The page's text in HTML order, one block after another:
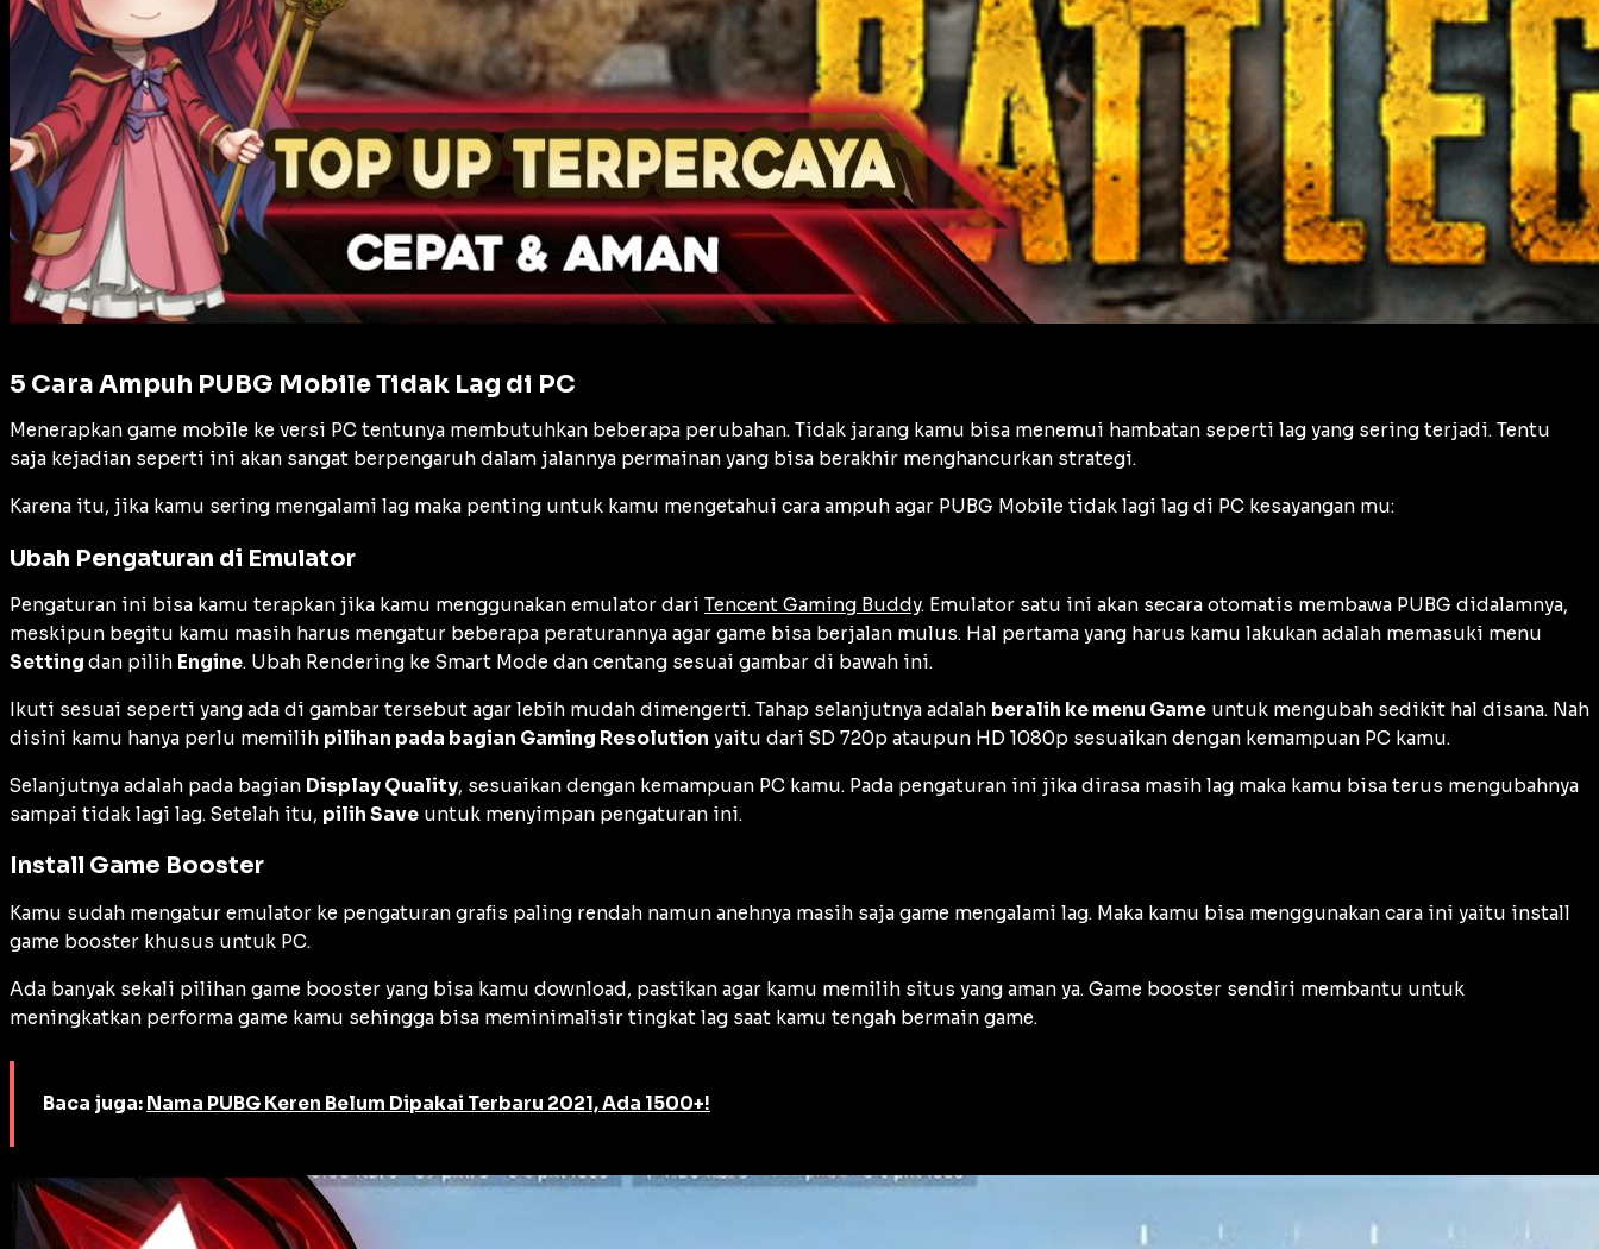
5 Cara Ampuh PUBG Mobile Tidak Lag di PC
Menerapkan game mobile ke versi PC tentunya membutuhkan beberapa perubahan. Tidak jarang kamu bisa menemui hambatan seperti lag yang sering terjadi. Tentu
saja kejadian seperti ini akan sangat berpengaruh dalam jalannya permainan yang bisa berakhir menghancurkan strategi.
Karena itu, jika kamu sering mengalami lag maka penting untuk kamu mengetahui cara ampuh agar PUBG Mobile tidak lagi lag di PC kesayangan mu:
Ubah Pengaturan di Emulator
Pengaturan ini bisa kamu terapkan jika kamu menggunakan emulator dari Tencent Gaming Buddy. Emulator satu ini akan secara otomatis membawa PUBG didalamnya,
meskipun begitu kamu masih harus mengatur beberapa peraturannya agar game bisa berjalan mulus. Hal pertama yang harus kamu lakukan adalah memasuki menu
Setting dan pilih Engine. Ubah Rendering ke Smart Mode dan centang sesuai gambar di bawah ini.
Ikuti sesuai seperti yang ada di gambar tersebut agar lebih mudah dimengerti. Tahap selanjutnya adalah beralih ke menu Game untuk mengubah sedikit hal disana. Nah
disini kamu hanya perlu memilih pilihan pada bagian Gaming Resolution yaitu dari SD 720p ataupun HD 1080p sesuaikan dengan kemampuan PC kamu.
Selanjutnya adalah pada bagian Display Quality, sesuaikan dengan kemampuan PC kamu. Pada pengaturan ini jika dirasa masih lag maka kamu bisa terus mengubahnya
sampai tidak lagi lag. Setelah itu, pilih Save untuk menyimpan pengaturan ini.
Install Game Booster
Kamu sudah mengatur emulator ke pengaturan grafis paling rendah namun anehnya masih saja game mengalami lag. Maka kamu bisa menggunakan cara ini yaitu install
game booster khusus untuk PC.
Ada banyak sekali pilihan game booster yang bisa kamu download, pastikan agar kamu memilih situs yang aman ya. Game booster sendiri membantu untuk
meningkatkan performa game kamu sehingga bisa meminimalisir tingkat lag saat kamu tengah bermain game.
Baca juga: Nama PUBG Keren Belum Dipakai Terbaru 2021, Ada 1500+!